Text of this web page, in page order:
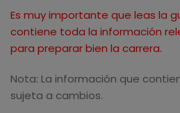
Es muy importante que leas la
contiene toda la información
para preparar bien la carrera.
Nota: La información que
sujeta a cambios.